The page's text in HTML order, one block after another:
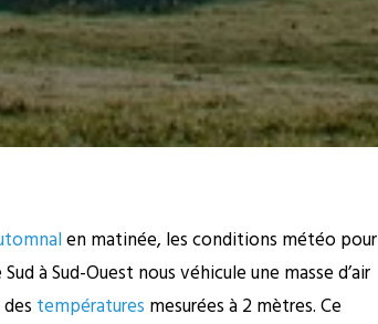
en matinée, les conditions météo pour
à Sud-Ouest nous véhicule une masse d’air
températures mesurées à 2 mètres. Ce